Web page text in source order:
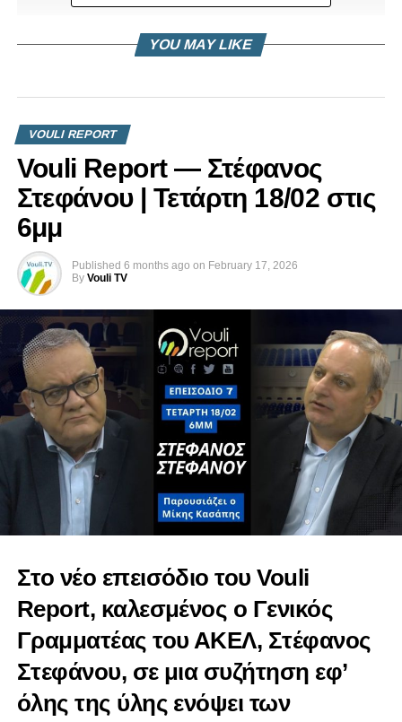
Δήλωση Δρ Χατζηγιάννη για επιτροπή Παιδείας
YOU MAY LIKE
VOULI REPORT
Vouli Report — Στέφανος
Στεφάνου | Τετάρτη 18/02 στις
6μμ
Published 6 months ago on February 17, 2026
By Vouli TV
Στο νέο επεισόδιο του Vouli
Report, καλεσμένος ο Γενικός
Γραμματέας του ΑΚΕΛ, Στέφανος
Στεφάνου, σε μια συζήτηση εφ’
όλης της ύλης ενόψει των